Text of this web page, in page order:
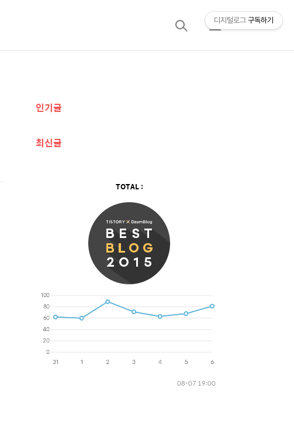
검
메
추
정
인기글
최신글
TOTAL :
08-07 19:00
디지털로그 구독하기